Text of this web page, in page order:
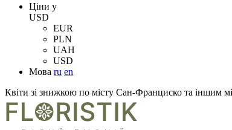
Цiни у
USD
EUR
PLN
UAH
USD
Мова ru en
Квіти зі знижкою по місту Сан-Франциско та іншим